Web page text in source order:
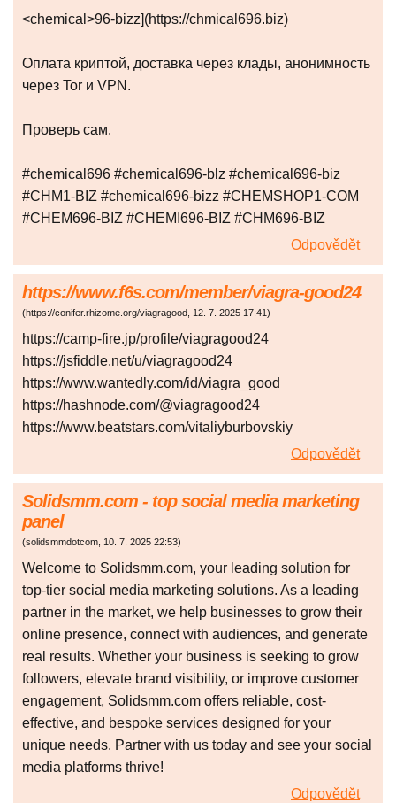
<chemical>96-bizz](https://chmical696.biz)
Оплата криптой, доставка через клады, анонимность
через Tor и VPN.
Проверь сам.
#chemical696 #chemical696-blz #chemical696-biz
#CHM1-BIZ #chemical696-bizz #CHEMSHOP1-COM
#CHEM696-BIZ #CHEMI696-BIZ #CHM696-BIZ
Odpovědět
https://www.f6s.com/member/viagra-good24
(https://conifer.rhizome.org/viagragood, 12. 7. 2025 17:41)
https://camp-fire.jp/profile/viagragood24
https://jsfiddle.net/u/viagragood24
https://www.wantedly.com/id/viagra_good
https://hashnode.com/@viagragood24
https://www.beatstars.com/vitaliyburbovskiy
Odpovědět
Solidsmm.com - top social media marketing
panel
(solidsmmdotcom, 10. 7. 2025 22:53)
Welcome to Solidsmm.com, your leading solution for
top-tier social media marketing solutions. As a leading
partner in the market, we help businesses to grow their
online presence, connect with audiences, and generate
real results. Whether your business is seeking to grow
followers, elevate brand visibility, or improve customer
engagement, Solidsmm.com offers reliable, cost-
effective, and bespoke services designed for your
unique needs. Partner with us today and see your social
media platforms thrive!
Odpovědět